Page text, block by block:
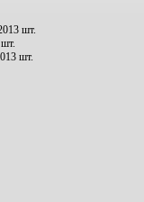
шт.
шт.